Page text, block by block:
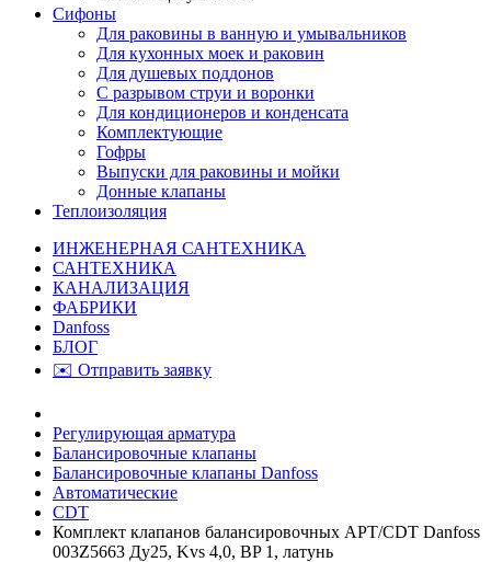
Сифоны
Для раковины в ванную и умывальников
Для кухонных моек и раковин
Для душевых поддонов
С разрывом струи и воронки
Для кондиционеров и конденсата
Комплектующие
Гофры
Выпуски для раковины и мойки
Донные клапаны
Теплоизоляция
ИНЖЕНЕРНАЯ САНТЕХНИКА
САНТЕХНИКА
КАНАЛИЗАЦИЯ
ФАБРИКИ
Danfoss
БЛОГ
✉️ Отправить заявку
Регулирующая арматура
Балансировочные клапаны
Балансировочные клапаны Danfoss
Автоматические
CDT
Комплект клапанов балансировочных APT/CDT Danfoss
003Z5663 Ду25, Kvs 4,0, BP 1, латунь